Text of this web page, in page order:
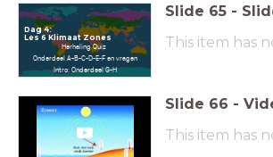
Dag 4:
Les 6 Klimaat Zones
Herhaling Quiz
Onderdeel A-B-C-D-E-F en vragen
Intro: Onderdeel G-H
Slide 65 -
This item has
Slide 66 -
This item has